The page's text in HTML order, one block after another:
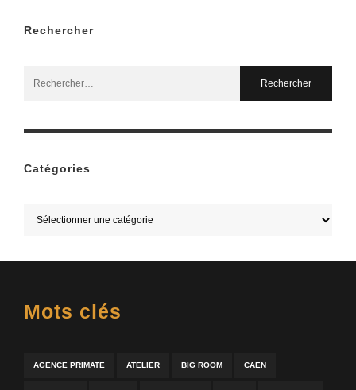
Rechercher
Catégories
Mots clés
AGENCE PRIMATE ATELIER BIG ROOM CAEN